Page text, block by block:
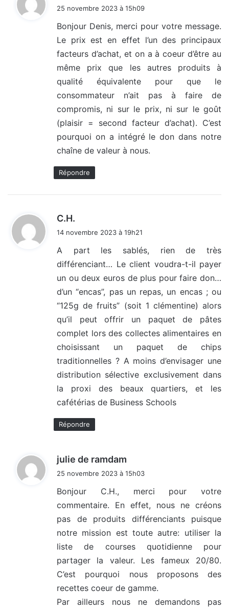
:
25 novembre 2023 à 15h09
Bonjour Denis, merci pour votre message.
Le prix est en effet l’un des principaux
facteurs d’achat, et on a à coeur d’être au
même prix que les autres produits à
qualité équivalente pour que le
consommateur n’ait pas à faire de
compromis, ni sur le prix, ni sur le goût
(plaisir = second facteur d’achat). C’est
pourquoi on a intégré le don dans notre
chaîne de valeur à nous.
Répondre
C.H.
:
14 novembre 2023 à 19h21
A part les sablés, rien de très
différenciant… Le client voudra-t-il payer
un ou deux euros de plus pour faire don…
d’un “encas”, pas un repas, un encas ; ou
“125g de fruits” (soit 1 clémentine) alors
qu’il peut offrir un paquet de pâtes
complet lors des collectes alimentaires en
choisissant un paquet de chips
traditionnelles ? A moins d’envisager une
distribution sélective exclusivement dans
la proxi des beaux quartiers, et les
cafétérias de Business Schools
Répondre
julie de ramdam
25 novembre 2023 à 15h03
Bonjour C.H., merci pour votre
commentaire. En effet, nous ne créons
pas de produits différenciants puisque
notre mission est toute autre: utiliser la
liste de courses quotidienne pour
partager la valeur. Les fameux 20/80.
C’est pourquoi nous proposons des
recettes coeur de gamme.
Par ailleurs nous ne demandons pas